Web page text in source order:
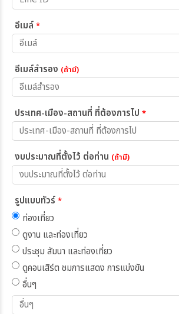
อีเมล์ *
อีเมล์สำรอง (ถ้ามี)
ประเทศ-เมือง-สถานที่ ที่ต้องการไป *
งบประมาณที่ตั้งไว้ ต่อท่าน (ถ้ามี)
รูปแบบทัวร์ *
ท่องเที่ยว
ดูงาน และท่องเที่ยว
ประชุม สัมนา และท่องเที่ยว
ดูคอนเสิร์ต ชมการแสดง การแข่งขัน
อื่นๆ